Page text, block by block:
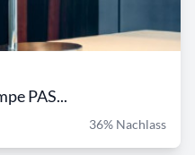
PAS...
36% Nachlass